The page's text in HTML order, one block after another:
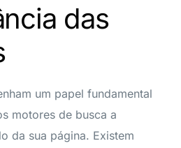
das
um papel fundamental
motores de busca a
da sua página. Existem